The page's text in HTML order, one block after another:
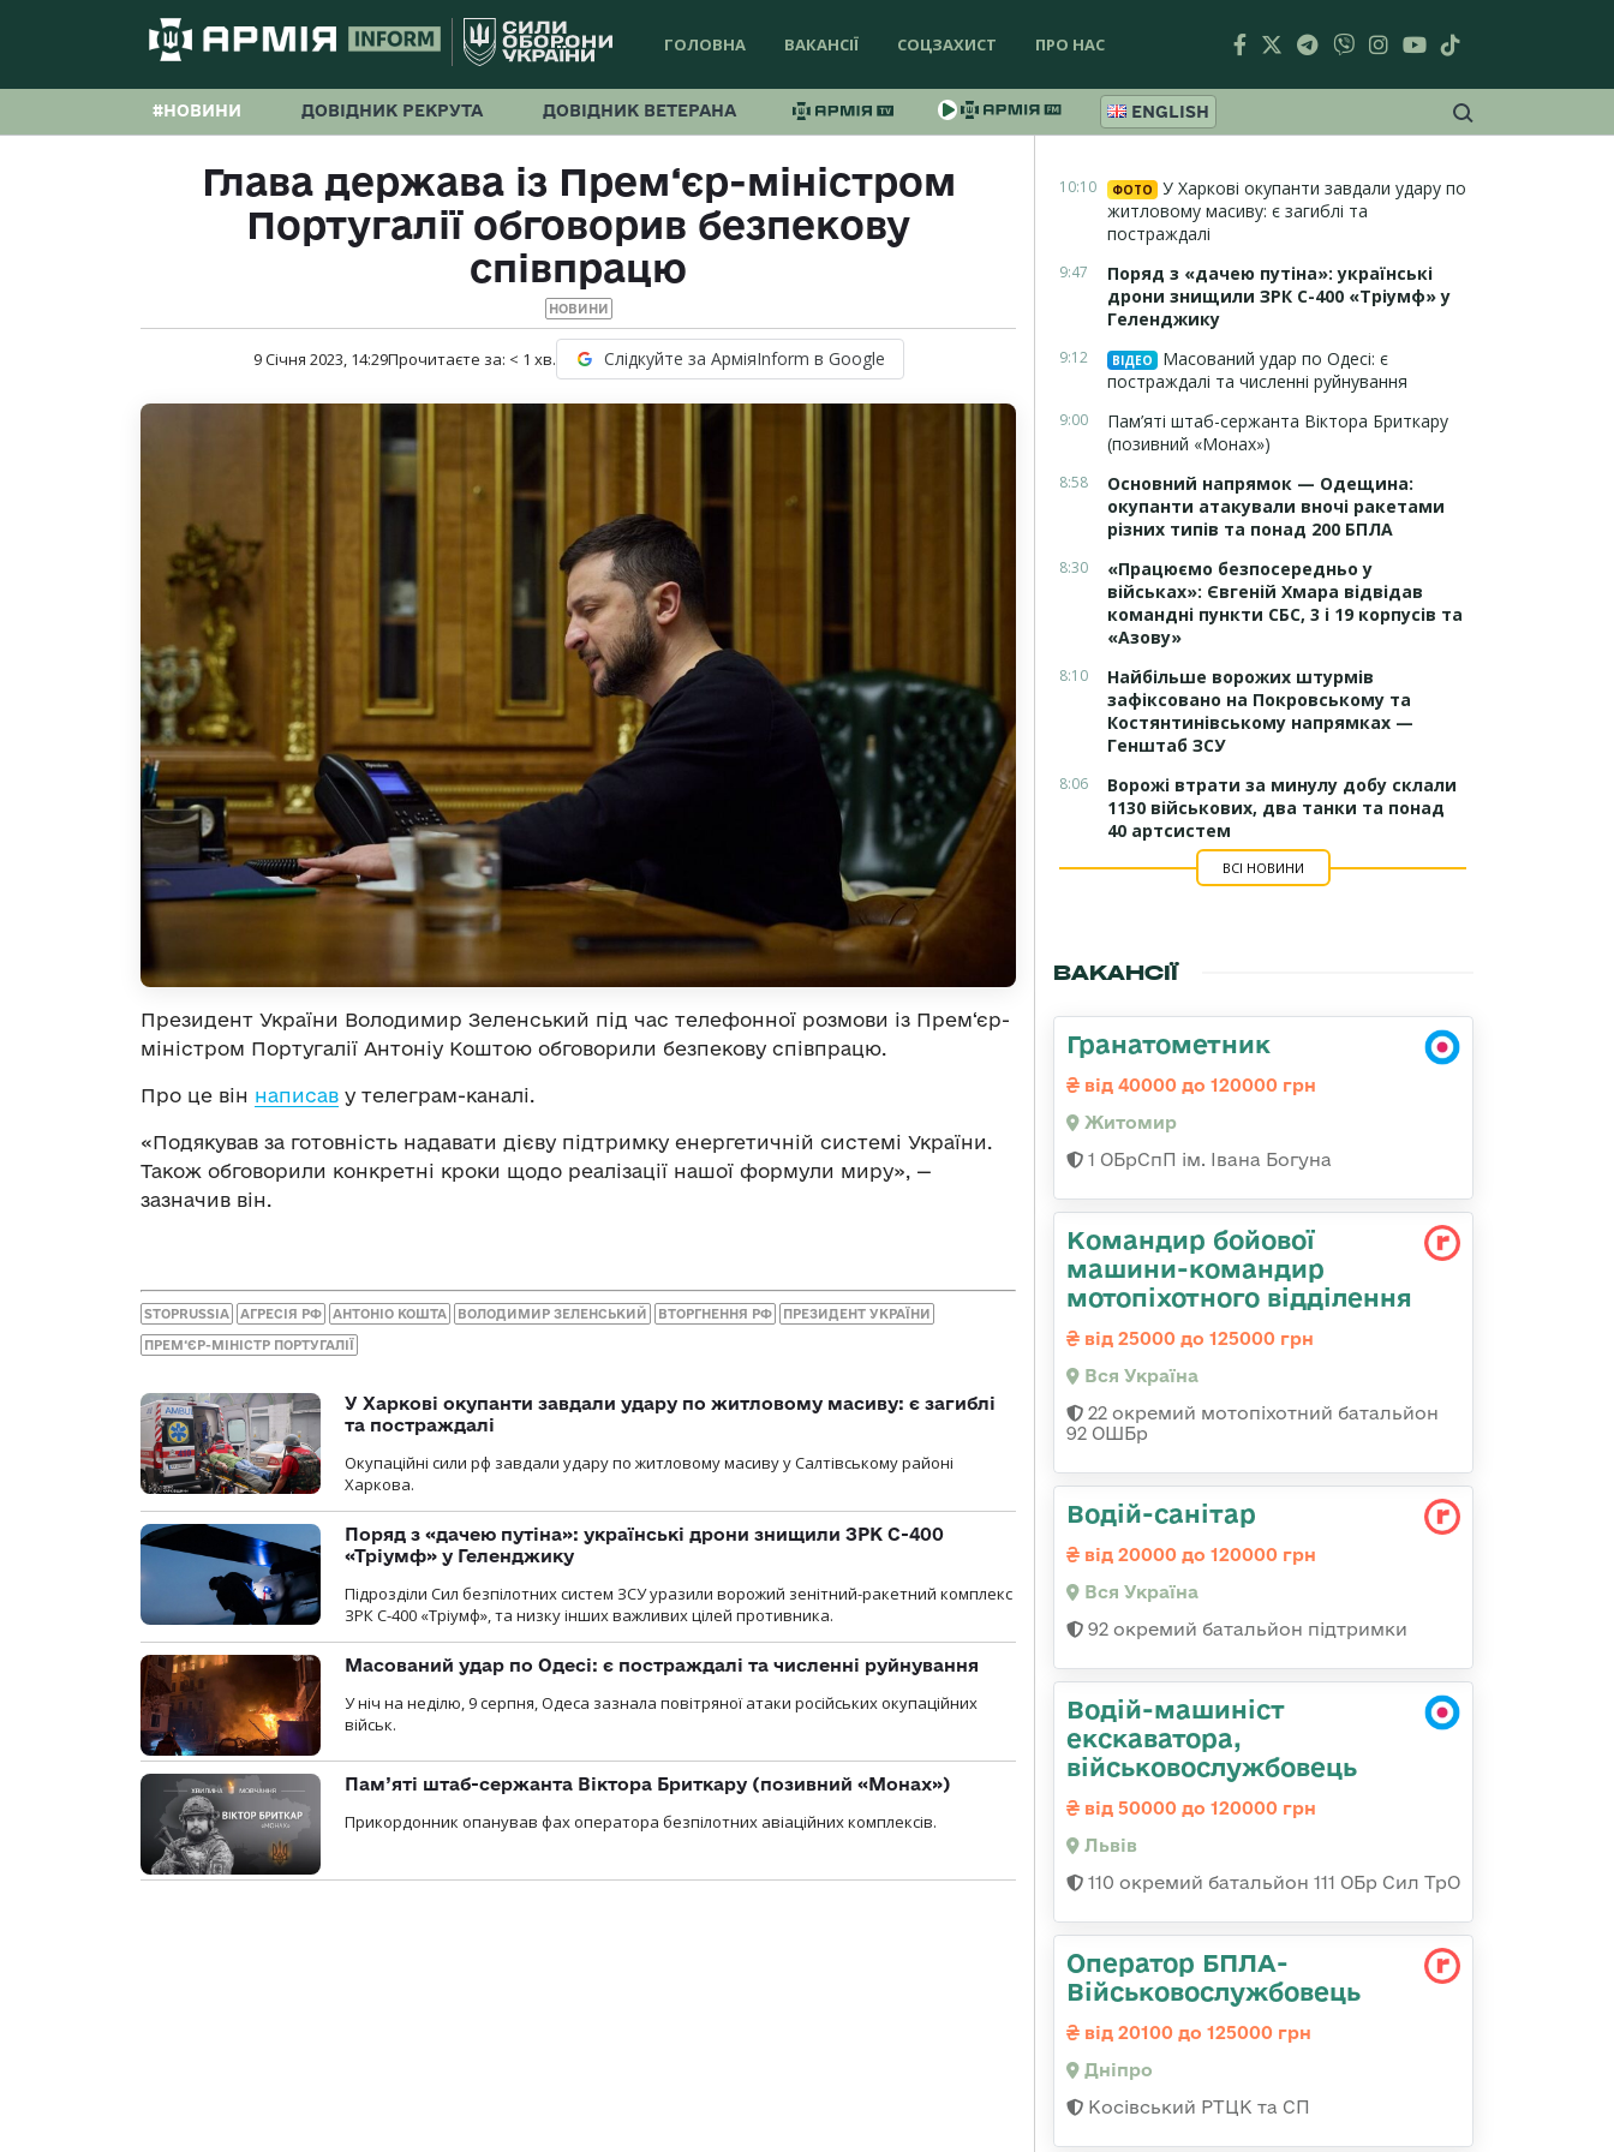
ГОЛОВНА ВАКАНСІЇ СОЦЗАХИСТ ПРО НАС
#НОВИНИ ДОВІДНИК РЕКРУТА ДОВІДНИК ВЕТЕРАНА ENGLISH
Глава держава із Прем‘єр-міністром
Португалії обговорив безпекову
співпрацю
НОВИНИ
9 Січня 2023, 14:29Прочитаєте за: < 1 хв. Слідкуйте за АрміяInform в Google
Президент України Володимир Зеленський під час телефонної розмови із Прем‘єр-
міністром Португалії Антоніу Коштою обговорили безпекову співпрацю.
Про це він написав у телеграм-каналі.
«Подякував за готовність надавати дієву підтримку енергетичній системі України.
Також обговорили конкретні кроки щодо реалізації нашої формули миру», —
зазначив він.
STOPRUSSIA АГРЕСІЯ РФ АНТОНІО КОШТА ВОЛОДИМИР ЗЕЛЕНСЬКИЙ ВТОРГНЕННЯ РФ ПРЕЗИДЕНТ УКРАЇНИ
ПРЕМ‘ЄР-МІНІСТР ПОРТУГАЛІЇ
У Харкові окупанти завдали удару по житловому масиву: є загиблі
та постраждалі
Окупаційні сили рф завдали удару по житловому масиву у Салтівському районі
Харкова.
Поряд з «дачею путіна»: українські дрони знищили ЗРК С-400
«Тріумф» у Геленджику
Підрозділи Сил безпілотних систем ЗСУ уразили ворожий зенітний-ракетний комплекс
ЗРК С-400 «Тріумф», та низку інших важливих цілей противника.
Масований удар по Одесі: є постраждалі та численні руйнування
У ніч на неділю, 9 серпня, Одеса зазнала повітряної атаки російських окупаційних
військ.
Пам’яті штаб-сержанта Віктора Бриткару (позивний «Монах»)
Прикордонник опанував фах оператора безпілотних авіаційних комплексів.
10:10 ФОТО
У Харкові окупанти завдали удару по
житловому масиву: є загиблі та
постраждалі
9:47
Поряд з «дачею путіна»: українські
дрони знищили ЗРК С-400 «Тріумф» у
Геленджику
9:12 ВІДЕО
Масований удар по Одесі: є
постраждалі та численні руйнування
9:00
Пам’яті штаб-сержанта Віктора Бриткару
(позивний «Монах»)
8:58
Основний напрямок — Одещина:
окупанти атакували вночі ракетами
різних типів та понад 200 БПЛА
8:30
«Працюємо безпосередньо у
військах»: Євгеній Хмара відвідав
командні пункти СБС, 3 і 19 корпусів та
«Азову»
8:10
Найбільше ворожих штурмів
зафіксовано на Покровському та
Костянтинівському напрямках —
Генштаб ЗСУ
8:06
Ворожі втрати за минулу добу склали
1130 військових, два танки та понад
40 артсистем
ВСІ НОВИНИ
ВАКАНСІЇ
Гранатометник
від 40000 до 120000 грн
Житомир
1 ОБрСпП ім. Івана Богуна
Командир бойової
машини-командир
мотопіхотного відділення
від 25000 до 125000 грн
Вся Україна
22 окремий мотопіхотний батальйон
92 ОШБр
Водій-санітар
від 20000 до 120000 грн
Вся Україна
92 окремий батальйон підтримки
Водій-машиніст
екскаватора,
військовослужбовець
від 50000 до 120000 грн
Львів
110 окремий батальйон 111 ОБр Сил ТрО
Оператор БПЛА-
Військовослужбовець
від 20100 до 125000 грн
Дніпро
Косівський РТЦК та СП